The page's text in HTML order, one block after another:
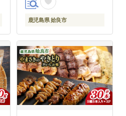
鹿児島県 姶良市